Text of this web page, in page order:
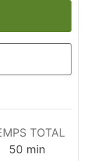
TOTAL
50minutes
min